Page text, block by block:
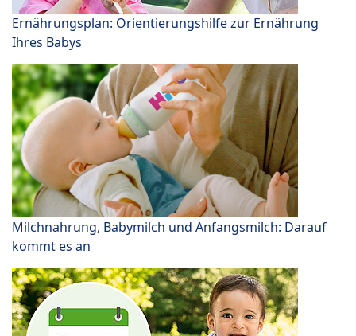
Ernährungsplan: Orientierungshilfe zur Ernährung
Ihres Babys
Milchnahrung, Babymilch und Anfangsmilch: Darauf
kommt es an